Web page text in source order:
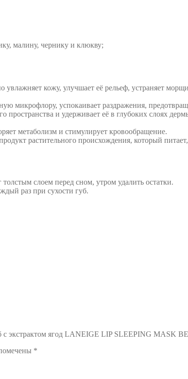
малину, чернику и клюкву;
кожу, улучшает её рельеф, устраняет
микрофлору, успокаивает раздражения,
и удерживает её в глубоких слоях
метаболизм и стимулирует кровообращение.
растительного происхождения, который питает,
слоем перед сном, утром удалить остатки.
раз при сухости губ.
с экстрактом ягод LANEIGE LIP SLEEPING MASK
*